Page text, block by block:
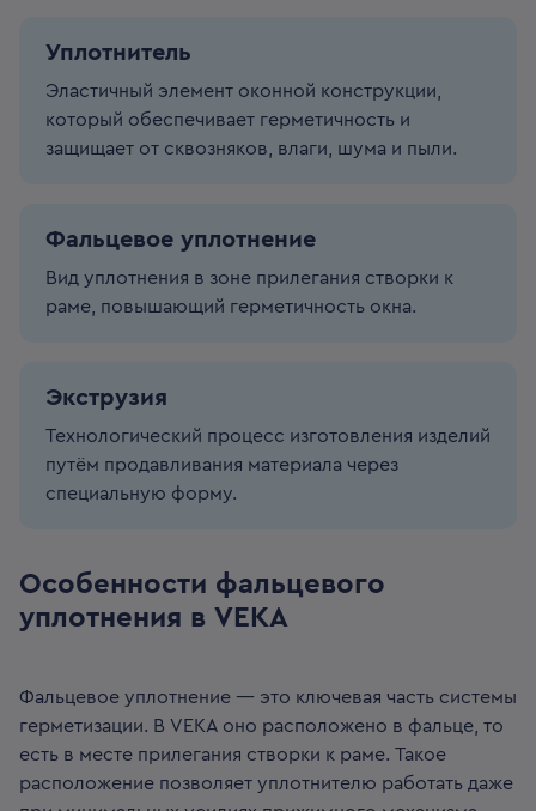
Уплотнитель
Эластичный элемент оконной конструкции,
который обеспечивает герметичность и
защищает от сквозняков, влаги, шума и пыли.
Фальцевое уплотнение
Вид уплотнения в зоне прилегания створки к
раме, повышающий герметичность окна.
Экструзия
Технологический процесс изготовления изделий
путём продавливания материала через
специальную форму.
Особенности фальцевого
уплотнения в VEKA
Фальцевое уплотнение — это ключевая часть системы
герметизации. В VEKA оно расположено в фальце, то
есть в месте прилегания створки к раме. Такое
расположение позволяет уплотнителю работать даже